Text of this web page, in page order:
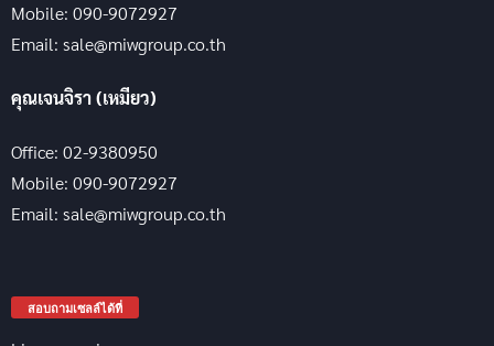
Mobile: 090-9072927
Email: sale@miwgroup.co.th
คุณเจนจิรา (เหมียว)
Office: 02-9380950
Mobile: 090-9072927
Email: sale@miwgroup.co.th
สอบถามเซลล์ได้ที่